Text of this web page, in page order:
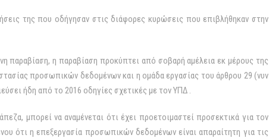
της που οδήγησαν στις διάφορες κυρώσεις που επιβλήθηκαν στην
παραβίαση, η παραβίαση προκύπτει από σοβαρή αμέλεια εκ μέρους της
προσωπικών δεδομένων και η ομάδα εργασίας του άρθρου 29 (νυν
ήδη από το 2016 οδηγίες σχετικές με τον ΥΠΔ .
μπορεί να αναμένεται ότι έχει προετοιμαστεί προσεκτικά για τον
ότι η επεξεργασία προσωπικών δεδομένων είναι απαραίτητη για τις